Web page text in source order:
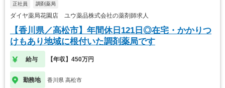
正社員 調剤薬局
ダイヤ薬局花園店 ユウ薬品株式会社の薬剤師求人
【香川県／高松市】年間休日121日◎在宅・かかりつ
けもあり地域に根付いた調剤薬局です
給与 【年収】450万円
勤務地 香川県 高松市